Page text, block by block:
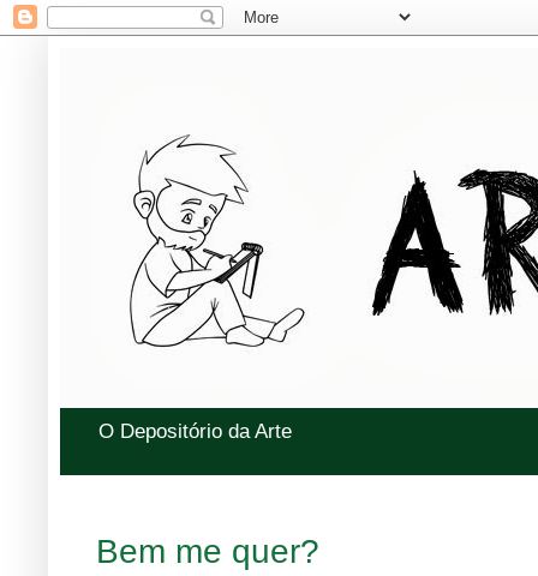
O Depositório da Arte
Bem me quer?